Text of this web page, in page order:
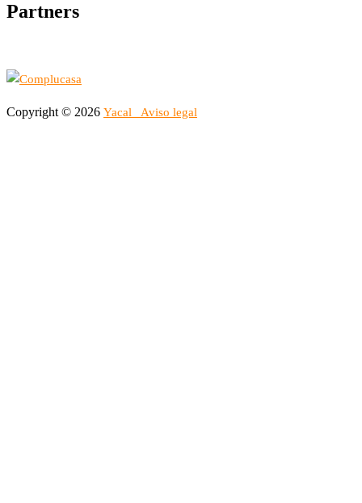
Partners
Copyright © 2026 Yacal Aviso legal